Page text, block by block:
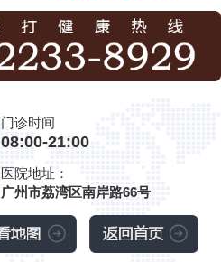
门诊时间
08:00-21:00
医院地址：
广州市荔湾区南岸路66号